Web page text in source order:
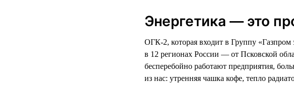
Энергетика — это
ОГК-2, которая входит в Группу «Газпром
в 12 регионах России — от Псковской
бесперебойно работают предприятия,
из нас: утренняя чашка кофе, тепло